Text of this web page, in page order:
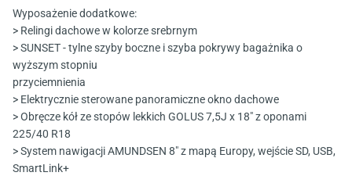
Wyposażenie dodatkowe:
> Relingi dachowe w kolorze srebrnym
> SUNSET - tylne szyby boczne i szyba pokrywy bagażnika o
wyższym stopniu
przyciemnienia
> Elektrycznie sterowane panoramiczne okno dachowe
> Obręcze kół ze stopów lekkich GOLUS 7,5J x 18" z oponami
225/40 R18
> System nawigacji AMUNDSEN 8" z mapą Europy, wejście SD, USB,
SmartLink+